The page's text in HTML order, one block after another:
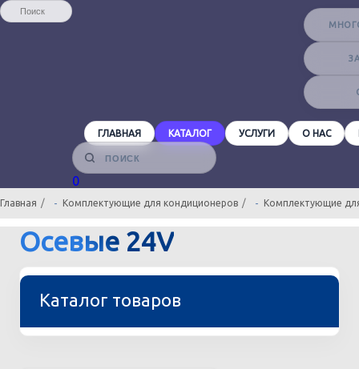
ГЛАВНАЯ КАТАЛОГ УСЛУГИ О НАС
Главная Комплектующие для кондиционеров Комплектующие
Осевые 24V
Каталог товаров